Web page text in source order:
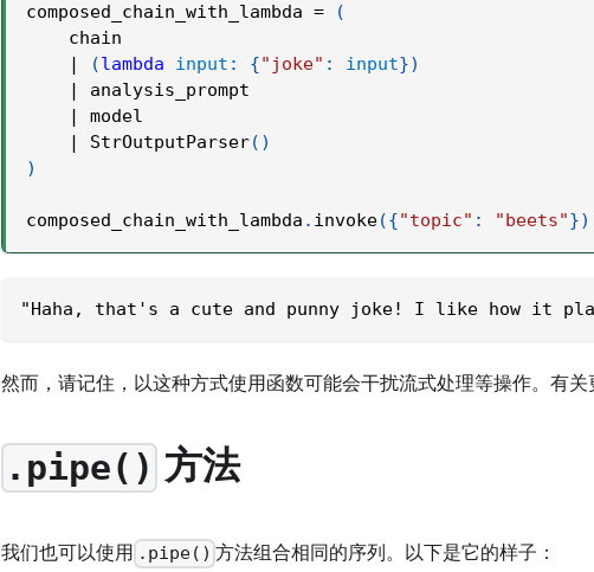
composed_chain_with_lambda =
(
    chain
|
(lambda input : {"joke" : input})
|
analysis_prompt
|
model
|
StrOutputParser( )
)
composed_chain_with_lambda . invoke({"topic" : "beets"})
"Haha, that's a cute and punny joke! I like how it
然而，请记住，以这种方式使用函数可能会干扰流式处理等操作。有
.pipe() 方法
我们也可以使用 .pipe() 方法组合相同的序列。以下是它的样子：